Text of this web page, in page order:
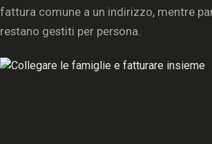
fattura comune a un indirizzo, mentre
restano gestiti per persona.